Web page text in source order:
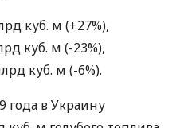
куб. м (+27%),
куб. м (-23%),
куб. м (-6%).
года в Украину